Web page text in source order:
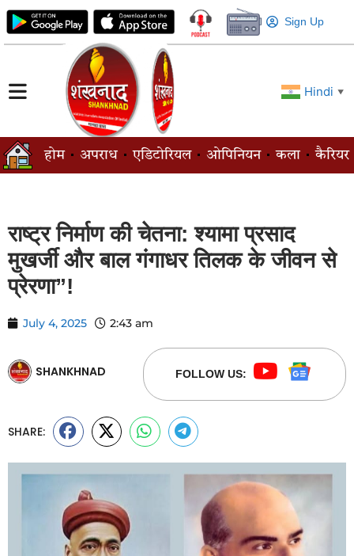
Sign Up
Hindi ▼
होम अपराध एडिटोरियल ओपिनियन कला कैरियर
राष्ट्र निर्माण की चेतना: श्यामा प्रसाद
मुखर्जी और बाल गंगाधर तिलक के जीवन से
प्रेरणा”!
July 4, 2025 2:43 am
SHANKHNAD FOLLOW US:
SHARE: